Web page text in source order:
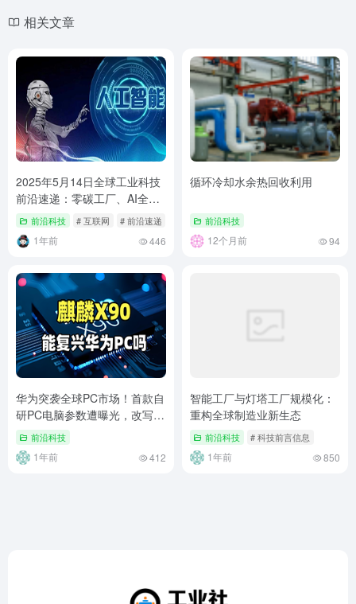
相关文章
2025年5月14日全球工业科技
前沿速递：零碳工厂、AI全息
制造与量子工业互联网崛起
前沿科技 # 互联网 # 前沿速递 # 量子工业
1年前 446
循环冷却水余热回收利用
前沿科技
12个月前 94
华为突袭全球PC市场！首款自
研PC电脑参数遭曝光，改写游
戏规则的时刻到了？
前沿科技
1年前 412
智能工厂与灯塔工厂规模化：
重构全球制造业新生态
前沿科技 # 科技前言信息
1年前 850